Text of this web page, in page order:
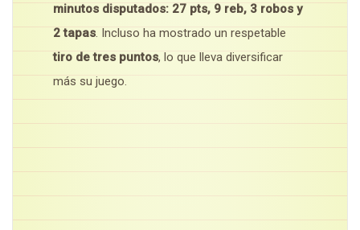
minutos disputados: 27 pts, 9 reb, 3 robos y
2 tapas . Incluso ha mostrado un respetable
tiro de tres puntos, lo que lleva diversificar
más su juego.